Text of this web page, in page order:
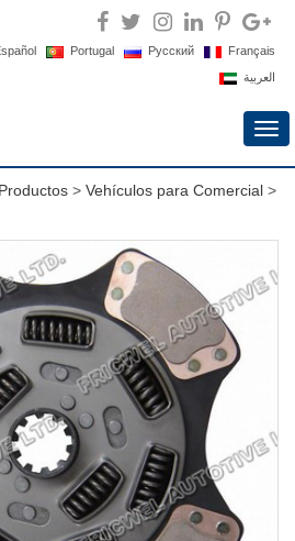
Portugal Русский
Français
العربية
Productos > Vehículos para Comercial >